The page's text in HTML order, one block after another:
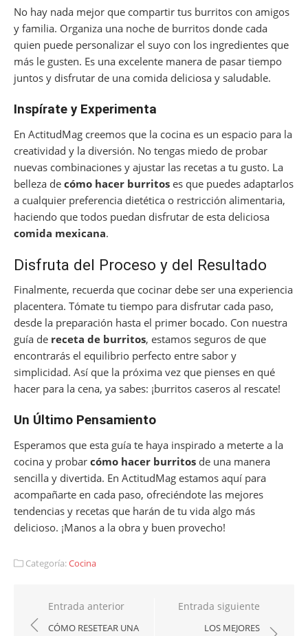
No hay nada mejor que compartir tus burritos con amigos
y familia. Organiza una noche de burritos donde cada
quien puede personalizar el suyo con los ingredientes que
más le gusten. Es una excelente manera de pasar tiempo
juntos y disfrutar de una comida deliciosa y saludable.
Inspírate y Experimenta
En ActitudMag creemos que la cocina es un espacio para la
creatividad y la diversión. No tengas miedo de probar
nuevas combinaciones y ajustar las recetas a tu gusto. La
belleza de cómo hacer burritos es que puedes adaptarlos
a cualquier preferencia dietética o restricción alimentaria,
haciendo que todos puedan disfrutar de esta deliciosa
comida mexicana.
Disfruta del Proceso y del Resultado
Finalmente, recuerda que cocinar debe ser una experiencia
placentera. Tómate tu tiempo para disfrutar cada paso,
desde la preparación hasta el primer bocado. Con nuestra
guía de receta de burritos, estamos seguros de que
encontrarás el equilibrio perfecto entre sabor y
simplicidad. Así que la próxima vez que pienses en qué
hacer para la cena, ya sabes: ¡burritos caseros al rescate!
Un Último Pensamiento
Esperamos que esta guía te haya inspirado a meterte a la
cocina y probar cómo hacer burritos de una manera
sencilla y divertida. En ActitudMag estamos aquí para
acompañarte en cada paso, ofreciéndote las mejores
tendencias y recetas que harán de tu vida algo más
delicioso. ¡Manos a la obra y buen provecho!
Categoría:Cocina
Navegación
de
Entrada anterior
CÓMO RESETEAR UNA
Entrada siguiente
LOS MEJORES